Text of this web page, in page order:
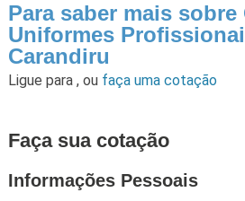
Para saber mais
Uniformes
Carandiru
Ligue para , ou faça uma cotação
Faça sua cotação
Informações Pessoais